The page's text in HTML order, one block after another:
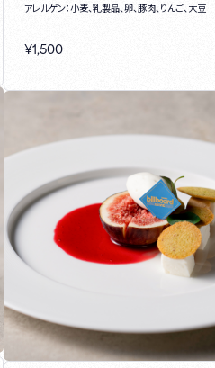
アレルゲン：小麦、乳製品、卵、豚肉、りんご、大豆
¥1,500